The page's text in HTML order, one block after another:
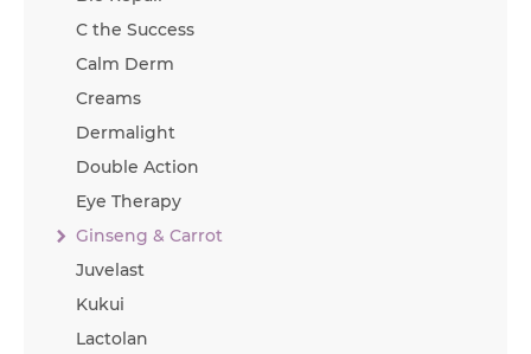
C the Success
Calm Derm
Creams
Dermalight
Double Action
Eye Therapy
Ginseng & Carrot
Juvelast
Kukui
Lactolan